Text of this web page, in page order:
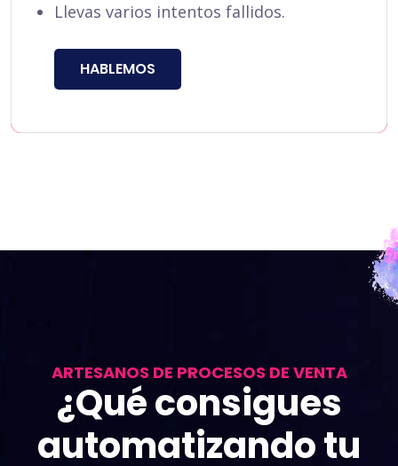
Llevas varios intentos fallidos.
HABLEMOS
ARTESANOS DE PROCESOS DE VENTA
¿Qué consigues
automatizando tu